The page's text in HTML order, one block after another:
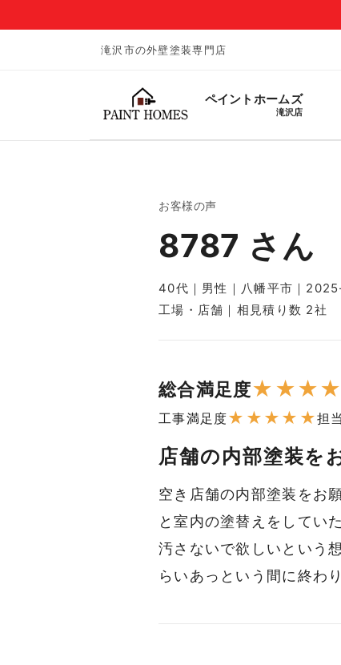
滝沢市の外壁塗装専門店
ペイントホームズ
滝沢店
お客様の声
8787 さん
40代｜男性｜八幡平市｜
工場・店舗｜相見積り数 2社
総合満足度★ ★★★
工事満足度★ ★ ★ ★ ★担
店舗の内部塗装を
空き店舗の内部塗装をお
と室内の塗替えをしてい
汚さないで欲しいという
らいあっという間に終わ